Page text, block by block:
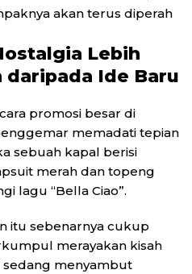
akan terus diperah
Lebih
Ide Baru
promosi besar di
memadati tepian
sebuah kapal berisi
merah dan topeng
lagu “Bella Ciao”.
itu sebenarnya cukup
merayakan kisah
menyambut